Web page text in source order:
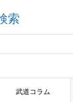
索
武道コラム